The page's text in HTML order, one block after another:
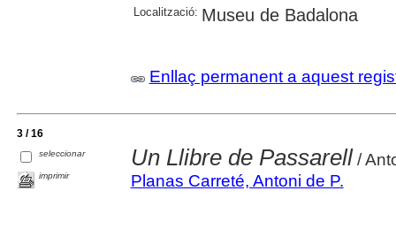
Localització: Museu de Badalona
Enllaç permanent a aquest
3 / 16
seleccionar
imprimir
Un Llibre de Passarell/
Planas Carreté, Antoni de P.